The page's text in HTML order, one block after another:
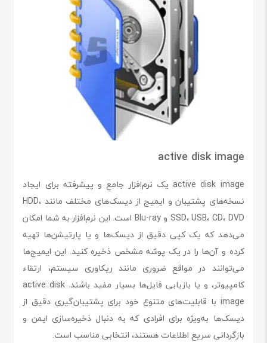
active disk image
active disk image یک نرم‌افزار جامع و پیشرفته برای ایجاد
نسخه‌های پشتیبان و ایمیج از دیسک‌های مختلف مانند HDD،
SSD، USB، CD، DVD و Blu-ray است. این نرم‌افزار به شما امکان
می‌دهد که یک کپی دقیق از دیسک‌ها و یا پارتیشن‌ها تهیه
کرده و آن‌ها را در یک پوشه مشخص ذخیره کنید. این ایمیج‌ها
می‌توانند در مواقع ضروری مانند ریکاوری سیستم، ارتقاء
کامپیوتر، و یا بازیابی فایل‌ها بسیار مفید باشند. active disk
image با قابلیت‌های متنوع خود برای پشتیبان‌گیری دقیق از
دیسک‌ها به‌ویژه برای افرادی که به دنبال ذخیره‌سازی ایمن و
بازگردانی سریع اطلاعات هستند، انتخابی مناسب است.